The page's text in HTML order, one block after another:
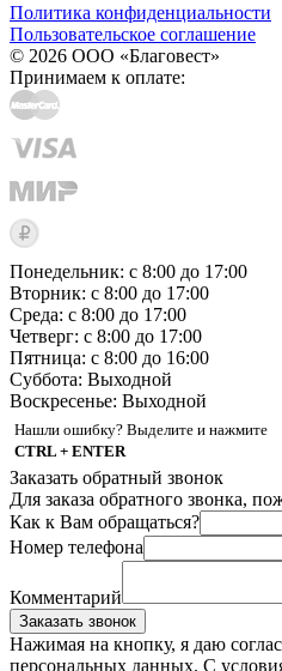
Политика конфиденциальности
Пользовательское соглашение
© 2026 ООО «Благовест»
Принимаем к оплате:
Понедельник: с 8:00 до 17:00
Вторник: с 8:00 до 17:00
Среда: с 8:00 до 17:00
Четверг: с 8:00 до 17:00
Пятница: с 8:00 до 16:00
Суббота: Выходной
Воскресенье: Выходной
Нашли ошибку? Выделите и нажмите
CTRL + ENTER
Заказать обратный звонок
Для заказа обратного звонка,
Как к Вам обращаться?
Номер телефона
Комментарий
Заказать звонок
Нажимая на кнопку, я даю
персональных данных. С